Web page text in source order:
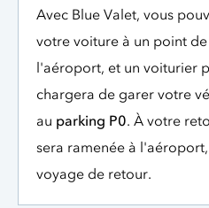
Avec Blue Valet, vous
votre voiture à un point
l'aéroport, et un voiturier
chargera de garer votre
au parking P0. À votre
sera ramenée à
voyage de retour.